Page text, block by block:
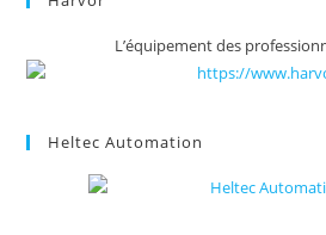
L’équipement des
Heltec Automation